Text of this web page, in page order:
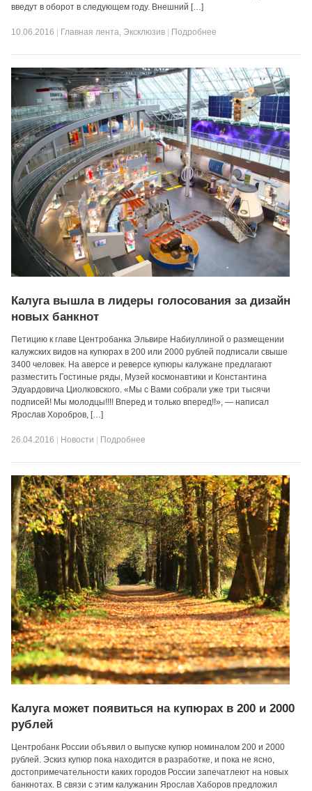
введут в оборот в следующем году. Внешний […]
10.06.2016 Главная лента, Эксклюзив Подробнее
Калуга вышла в лидеры голосования за дизайн
новых банкнот
Петицию к главе Центробанка Эльвире Набиуллиной о размещении
калужских видов на купюрах в 200 или 2000 рублей подписали свыше
3400 человек. На аверсе и реверсе купюры калужане предлагают
разместить Гостиные ряды, Музей космонавтики и Константина
Эдуардовича Циолковского. «Мы с Вами собрали уже три тысячи
подписей! Мы молодцы!!!! Вперед и только вперед!!», — написал
Ярослав Хоробров, […]
26.04.2016 Новости Подробнее
Калуга может появиться на купюрах в 200 и 2000
рублей
Центробанк России объявил о выпуске купюр номиналом 200 и 2000
рублей. Эскиз купюр пока находится в разработке, и пока не ясно,
достопримечательности каких городов России запечатлеют на новых
банкнотах. В связи с этим калужанин Ярослав Хаборов предложил